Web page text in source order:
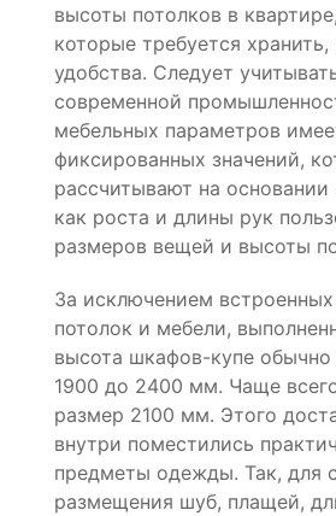
высоты потолков в
которые требуется хранить,
удобства. Следует
современной
мебельных параметров
фиксированных значений,
рассчитывают на основании
как роста и длины рук
размеров вещей и высоты
За исключением
потолок и мебели,
высота шкафов-купе обычно
1900 до 2400 мм. Чаще
размер 2100 мм. Этого
внутри поместились
предметы одежды. Так, для
размещения шуб, плащей,